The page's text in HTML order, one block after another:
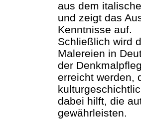
aus dem
und zeigt das
Kenntnisse auf.
Schließlich wird
Malereien in
der
erreicht werden,
dabei hilft, die
gewährleisten.